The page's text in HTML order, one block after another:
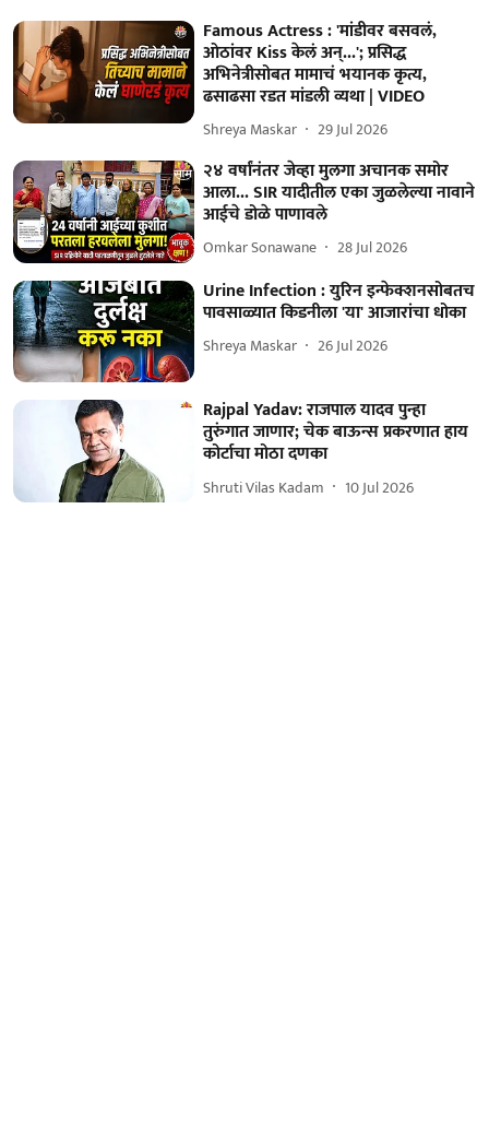
Famous Actress : 'मांडीवर बसवलं,
ओठांवर Kiss केलं अन्...'; प्रसिद्ध
अभिनेत्रीसोबत मामाचं भयानक कृत्य,
ढसाढसा रडत मांडली व्यथा | VIDEO
Shreya Maskar 29 Jul 2026
२४ वर्षांनंतर जेव्हा मुलगा अचानक समोर
आला... SIR यादीतील एका जुळलेल्या नावाने
आईचे डोळे पाणावले
Omkar Sonawane 28 Jul 2026
Urine Infection : युरिन इन्फेक्शनसोबतच
पावसाळ्यात किडनीला 'या' आजारांचा धोका
Shreya Maskar 26 Jul 2026
Rajpal Yadav: राजपाल यादव पुन्हा
तुरुंगात जाणार; चेक बाऊन्स प्रकरणात हाय
कोर्टाचा मोठा दणका
Shruti Vilas Kadam 10 Jul 2026